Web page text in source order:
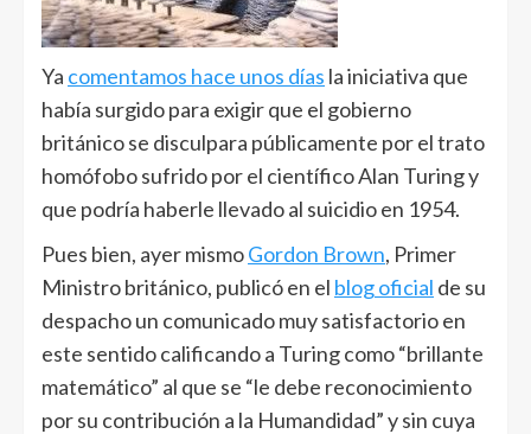
Ya comentamos hace unos días la iniciativa que
había surgido para exigir que el gobierno
británico se disculpara públicamente por el trato
homófobo sufrido por el científico Alan Turing y
que podría haberle llevado al suicidio en 1954.
Pues bien, ayer mismoGordon Brown, Primer
Ministro británico, publicó en el blog oficial de su
despacho un comunicado muy satisfactorio en
este sentido calificando a Turing como “brillante
matemático” al que se “le debe reconocimiento
por su contribución a la Humandidad” y sin cuya